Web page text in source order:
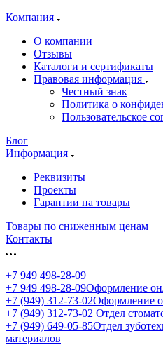
Компания
О компании
Отзывы
Каталоги и сертификаты
Правовая информация
Честный знак
Политика о
Пользовательское
Блог
Информация
Реквизиты
Проекты
Гарантии на товары
Товары по сниженным ценам
Контакты
+7 949 498-28-09
+7 949 498-28-09Оформление
+7 (949) 312-73-02Оформление
+7 (949) 312-73-02 Отдел
+7 (949) 649-05-85Отдел
материалов